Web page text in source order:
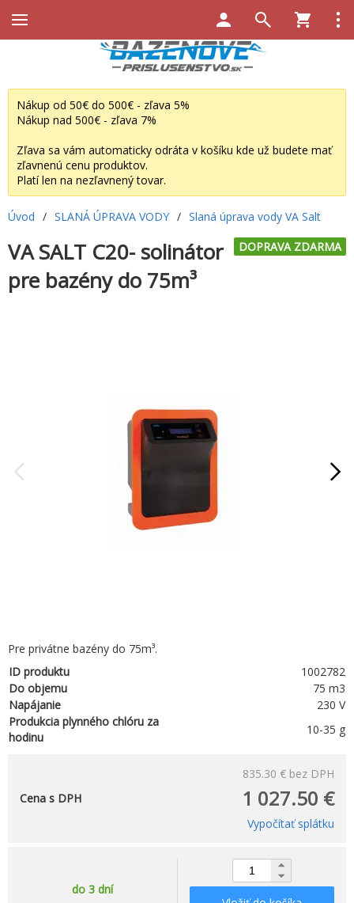
Nákup od 50€ do 500€ - zľava 5%
Nákup nad 500€ - zľava 7%
Zľava sa vám automaticky odráta v košíku kde už budete mať
zľavnenú cenu produktov.
Platí len na nezľavnený tovar.
Úvod / SLANÁ ÚPRAVA VODY / Slaná úprava vody VA Salt
DOPRAVA ZDARMA
VA SALT C20- solinátor
pre bazény do 75m³
Pre privátne bazény do 75m³.
ID produktu
1002782
Do objemu
75 m3
Napájanie
230 V
Produkcia plynného chlóru za
hodinu
10-35 g
835.30 € bez DPH
1 027.50 €
Cena s DPH
Vypočítať splátku
do 3 dní